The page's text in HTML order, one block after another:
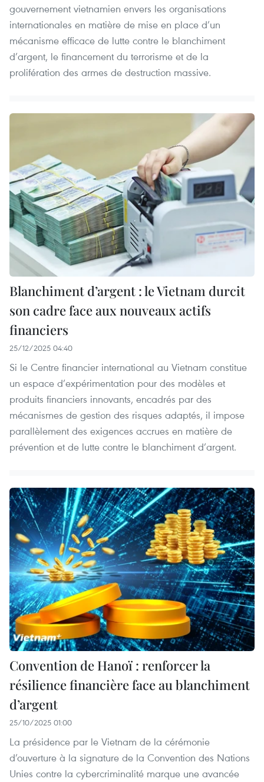
gouvernement vietnamien envers les organisations
internationales en matière de mise en place d’un
mécanisme efficace de lutte contre le blanchiment
d’argent, le financement du terrorisme et de la
prolifération des armes de destruction massive.
Blanchiment d’argent : le Vietnam durcit
son cadre face aux nouveaux actifs
financiers
25/12/2025 04:40
Si le Centre financier international au Vietnam constitue
un espace d’expérimentation pour des modèles et
produits financiers innovants, encadrés par des
mécanismes de gestion des risques adaptés, il impose
parallèlement des exigences accrues en matière de
prévention et de lutte contre le blanchiment d’argent.
Convention de Hanoï : renforcer la
résilience financière face au blanchiment
d’argent
25/10/2025 01:00
La présidence par le Vietnam de la cérémonie
d’ouverture à la signature de la Convention des Nations
Unies contre la cybercriminalité marque une avancée